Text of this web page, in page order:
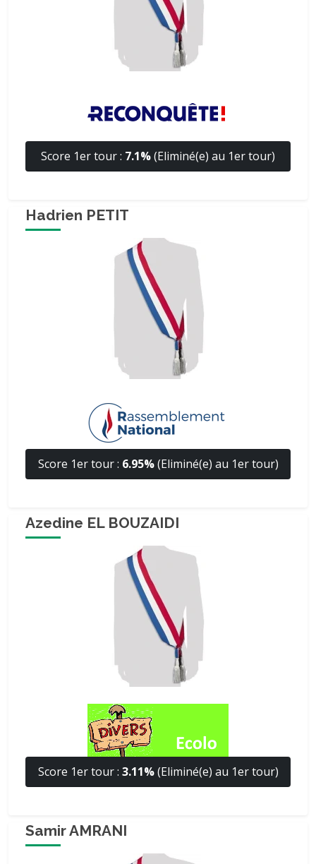
Score 1er tour : 7.1%(Eliminé(e) au 1er tour)
Hadrien PETIT
Score 1er tour : 6.95%(Eliminé(e) au 1er tour)
Azedine EL BOUZAIDI
Score 1er tour : 3.11%(Eliminé(e) au 1er tour)
Samir AMRANI